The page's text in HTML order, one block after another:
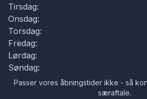
Tirsdag:
Onsdag:
Torsdag:
Fredag:
Lørdag:
Søndag:
Passer vores åbningstider ikke - så
særaftale.